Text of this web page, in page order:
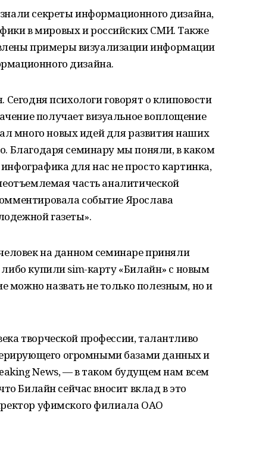
секреты информационного дизайна,
в мировых и российских СМИ. Также
примеры визуализации информации
дизайна.
психологи говорят о клиповости
получает визуальное воплощение
много новых идей для развития наших
Благодаря семинару мы поняли, в каком
для нас не просто картинка,
часть аналитической
событие Ярослава
газеты».
на данном семинаре приняли
купили sim-карту «Билайн» с новым
назвать не только полезным, но и
творческой профессии, талантливо
огромными базами данных и
News, — в таком будущем нам всем
Билайн сейчас вносит вклад в это
уфимского филиала ОАО